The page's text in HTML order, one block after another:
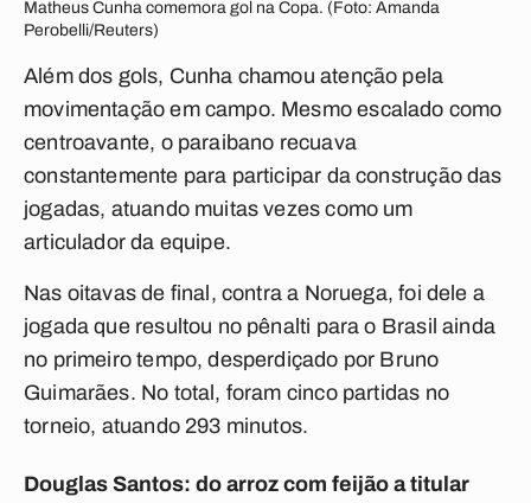
Matheus Cunha comemora gol na Copa. (Foto: Amanda
Perobelli/Reuters)
Além dos gols, Cunha chamou atenção pela
movimentação em campo. Mesmo escalado como
centroavante, o paraibano recuava
constantemente para participar da construção das
jogadas, atuando muitas vezes como um
articulador da equipe.
Nas oitavas de final, contra a Noruega, foi dele a
jogada que resultou no pênalti para o Brasil ainda
no primeiro tempo, desperdiçado por Bruno
Guimarães. No total, foram cinco partidas no
torneio, atuando 293 minutos.
Douglas Santos: do arroz com feijão a titular